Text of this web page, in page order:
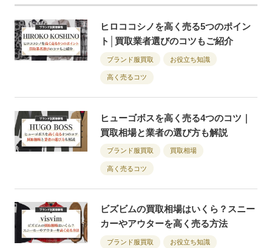
ヒロココシノを高く売る5つのポイン
ト│買取業者選びのコツもご紹介
ブランド服買取 お役立ち知識
高く売るコツ
ヒューゴボスを高く売る4つのコツ｜
買取相場と業者の選び方も解説
ブランド服買取 買取相場
高く売るコツ
ビズビムの買取相場はいくら？スニー
カーやアウターを高く売る方法
ブランド服買取 お役立ち知識